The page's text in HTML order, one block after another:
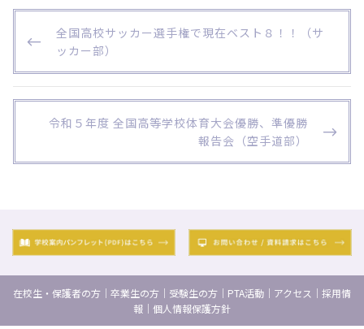
投
稿
ナ
ビ
シ
P
R
E
V
I
O
T
全国高校サッカー選手権で現在ベスト８！！（サ
ッカー部）
N
X
S
T
令和５年度 全国高等学校体育大会優勝、準優勝
報告会（空手道部）
在校生・保護者の方 ｜ 卒業生の方 ｜ 受験生の方 ｜ PTA活動 ｜ アクセス ｜ 採用情
報 ｜ 個人情報保護方針